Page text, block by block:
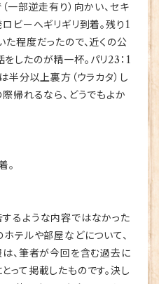
一部逆走有り）向かい、セキ
ビーへギリギリ到着。残り1
程度だったので、近くの公
したのが精一杯。パリ23：1
分以上裏方（ウラカタ）し
帰れるなら、どうでもよか
。
るような内容ではなかった
テルや部屋などについて、
は、筆者が今回を含む過去に
って掲載したものです。決し